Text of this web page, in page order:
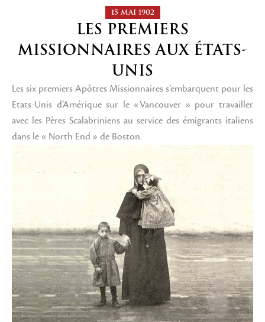
15 MAI 1902
LES PREMIERS
MISSIONNAIRES AUX ÉTATS-
UNIS
Les six premiers Apôtres Missionnaires s’embarquent pour les
Etats-Unis d’Amérique sur le «Vancouver » pour travailler
avec les Pères Scalabriniens au service des émigrants italiens
dans le « North End » de Boston.